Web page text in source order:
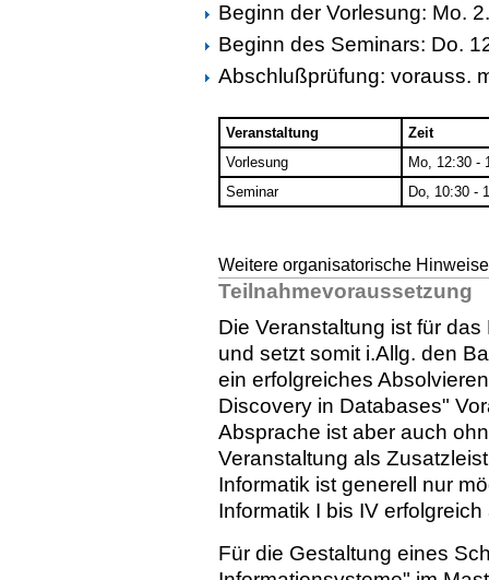
Beginn der Vorlesung: Mo.
Beginn des Seminars: Do.
Abschlußprüfung: vorauss.
Veranstaltung
Zeit
Vorlesung
Mo, 12:30 -
Seminar
Do, 10:30 -
Weitere organisatorische
Teilnahmevoraussetzung
Die Veranstaltung ist für
und setzt somit i.Allg. den
ein erfolgreiches
Discovery in Databases"
Absprache ist aber auch
Veranstaltung als
Informatik ist generell nur
Informatik I bis IV
Für die Gestaltung eines